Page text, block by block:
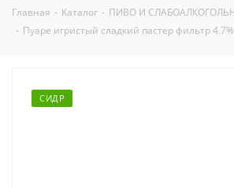
Главная - Каталог - ПИВО И
- Пуаре игристый сладкий пастер фильтр
СИДР